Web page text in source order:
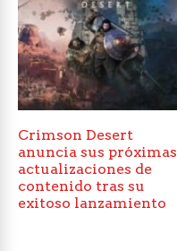
Crimson Desert
anuncia sus próximas
actualizaciones de
contenido tras su
exitoso lanzamiento